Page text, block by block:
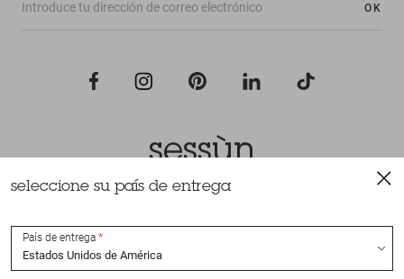
OK
Todos los derechos reservados Sessùn 2022
seleccione su país de entrega
País de entrega